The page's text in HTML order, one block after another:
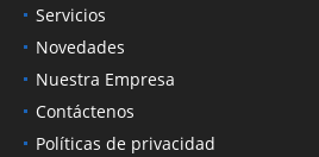
Servicios
Novedades
Nuestra Empresa
Contáctenos
Políticas de privacidad